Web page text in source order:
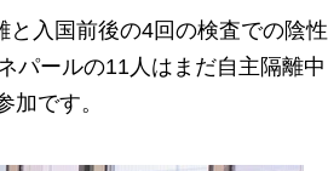
入国前後の4回の検査での陰性
パールの11人はまだ自主隔離中
です。